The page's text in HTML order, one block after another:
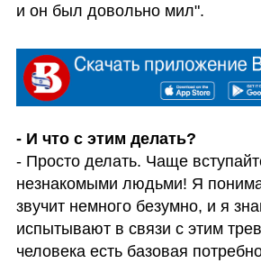
и он был довольно мил".
- Просто делать. Чаще
незнакомыми людьми! Я
звучит немного безумно, и я
испытывают в связи с этим
человека есть базовая